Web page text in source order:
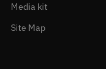
Media kit
Site Map